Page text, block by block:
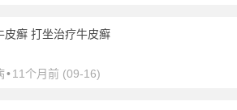
皮癣 打坐治疗牛皮癣
•11个月前 (09-16)